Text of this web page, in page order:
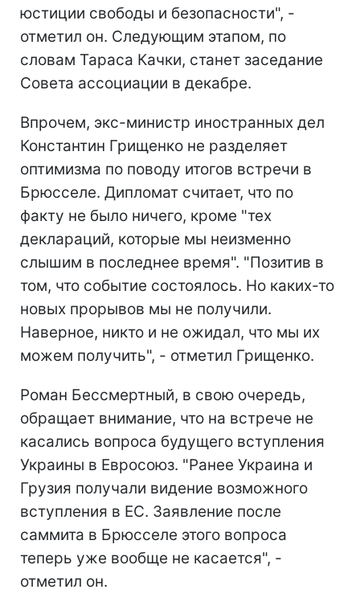
юстиции свободы и безопасности", -
отметил он. Следующим этапом, по
словам Тараса Качки, станет заседание
Совета ассоциации в декабре.
Впрочем, экс-министр иностранных дел
Константин Грищенко не разделяет
оптимизма по поводу итогов встречи в
Брюсселе. Дипломат считает, что по
факту не было ничего, кроме "тех
деклараций, которые мы неизменно
слышим в последнее время". "Позитив в
том, что событие состоялось. Но каких-то
новых прорывов мы не получили.
Наверное, никто и не ожидал, что мы их
можем получить", - отметил Грищенко.
Роман Бессмертный, в свою очередь,
обращает внимание, что на встрече не
касались вопроса будущего вступления
Украины в Евросоюз. "Ранее Украина и
Грузия получали видение возможного
вступления в ЕС. Заявление после
саммита в Брюсселе этого вопроса
теперь уже вообще не касается", -
отметил он.